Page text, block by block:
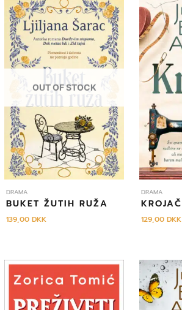
OUT OF STOCK
DRAMA
BUKET ŽUTIH RUŽA
139,00 DKK
DRAMA
KROJAČ
129,00 DKK